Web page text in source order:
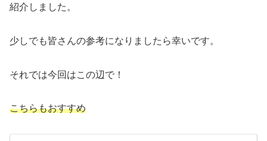
紹介しました。
少しでも皆さんの参考になりましたら幸いです。
それでは今回はこの辺で！
こちらもおすすめ